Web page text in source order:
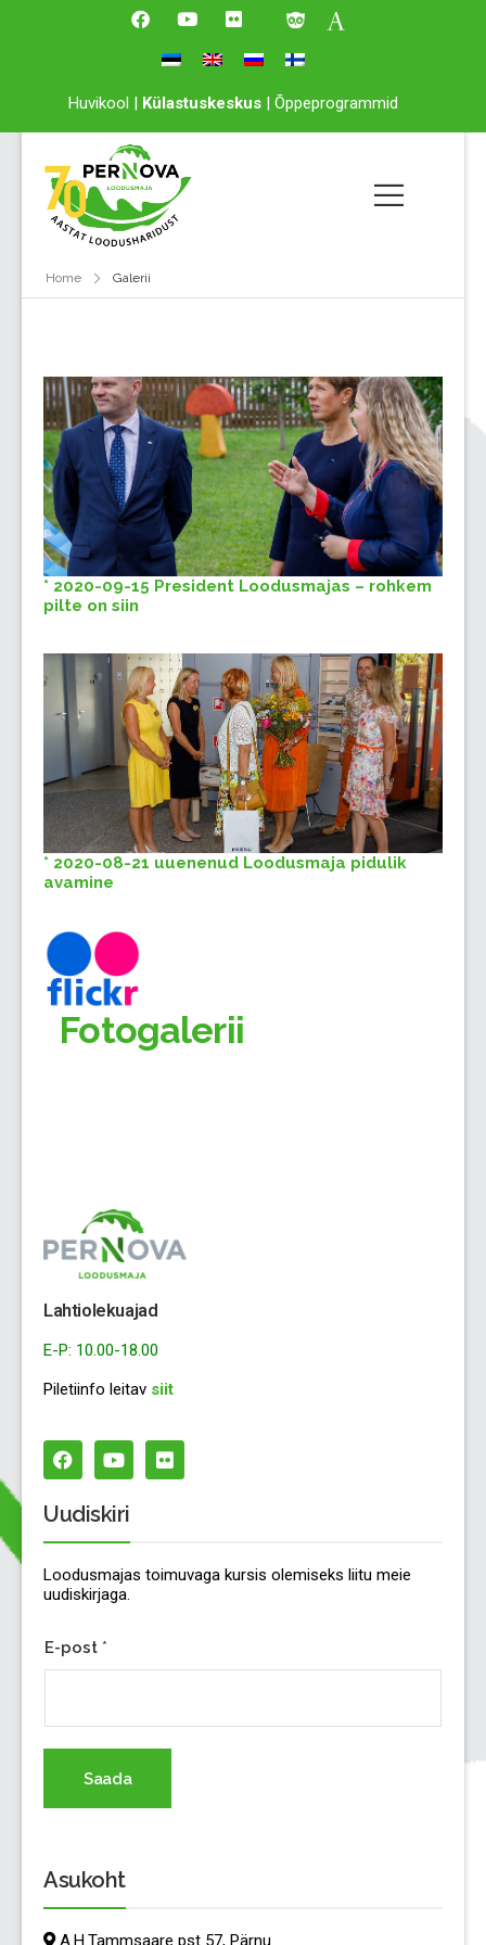
Huvikool | Külastuskeskus | Õppeprogrammid
Home Galerii
* 2020-09-15 President Loodusmajas – rohkem
pilte on siin
* 2020-08-21 uuenenud Loodusmaja pidulik
avamine
Fotogalerii
Lahtiolekuajad
E-P: 10.00-18.00
Piletiinfo leitav siit
Uudiskiri
Loodusmajas toimuvaga kursis olemiseks liitu meie
uudiskirjaga.
E-post *
Saada
Asukoht
A.H.Tammsaare pst 57, Pärnu